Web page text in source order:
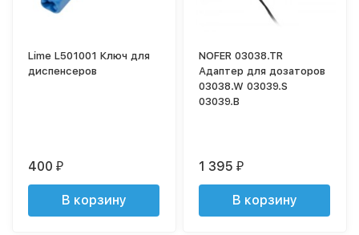
Lime L501001 Ключ для
диспенсеров
400₽
В корзину
NOFER 03038.TR
Адаптер для дозаторов
03038.W 03039.S
03039.B
1 395₽
В корзину